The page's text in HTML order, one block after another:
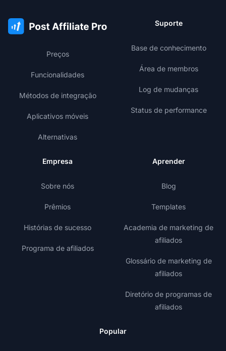
Preços
Funcionalidades
Métodos de integração
Aplicativos móveis
Alternativas
Suporte
Base de conhecimento
Área de membros
Log de mudanças
Status de performance
Empresa
Sobre nós
Prêmios
Histórias de sucesso
Programa de afiliados
Aprender
Blog
Templates
Academia de marketing de
afiliados
Glossário de marketing de
afiliados
Diretório de programas de
afiliados
Popular